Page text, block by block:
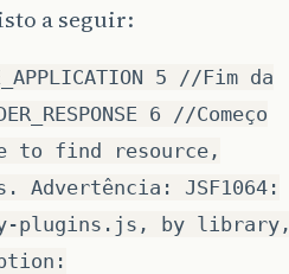
a seguir:
5 //Fim da
6 //Começo
to find resource,
JSF1064:
plugins.js, by library,